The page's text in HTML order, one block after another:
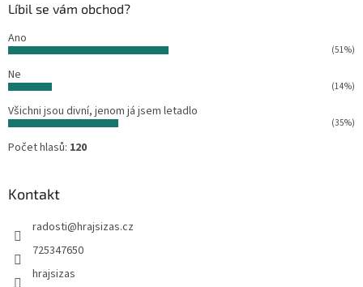
Líbil se vám obchod?
Ano
(51%)
Ne
(14%)
Všichni jsou divní, jenom já jsem letadlo
(35%)
Počet hlasů: 120
Kontakt
radosti@hrajsizas.cz
725347650
hrajsizas